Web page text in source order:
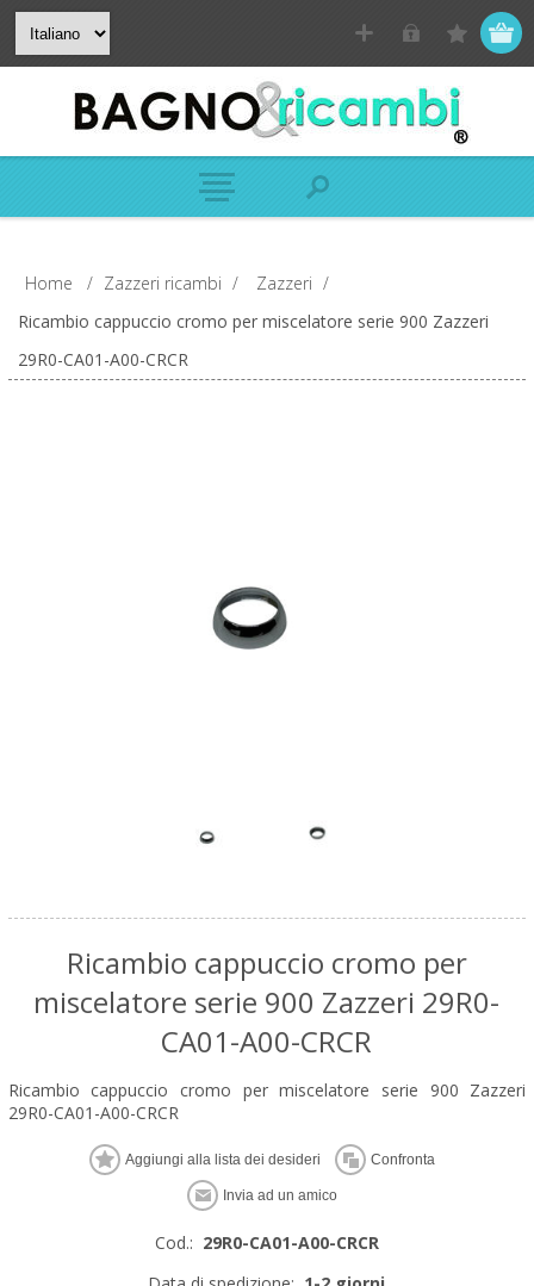
Home / Zazzeri ricambi / Zazzeri /
Ricambio cappuccio cromo per miscelatore serie 900 Zazzeri
29R0-CA01-A00-CRCR
Ricambio cappuccio cromo per
miscelatore serie 900 Zazzeri 29R0-
CA01-A00-CRCR
Ricambio cappuccio cromo per miscelatore serie 900 Zazzeri
29R0-CA01-A00-CRCR
Cod.: 29R0-CA01-A00-CRCR